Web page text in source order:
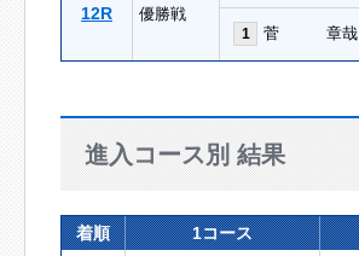
12R 優勝戦
1 菅 章哉
進入コース別 結果
着順 1コース